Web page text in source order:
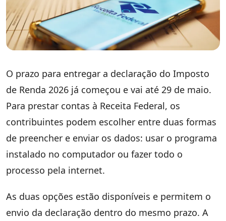
O prazo para entregar a declaração do Imposto
de Renda 2026 já começou e vai até 29 de maio.
Para prestar contas à Receita Federal, os
contribuintes podem escolher entre duas formas
de preencher e enviar os dados: usar o programa
instalado no computador ou fazer todo o
processo pela internet.
As duas opções estão disponíveis e permitem o
envio da declaração dentro do mesmo prazo. A